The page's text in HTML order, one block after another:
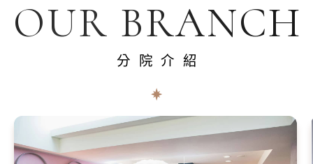
OUR BRANCH
分院介紹